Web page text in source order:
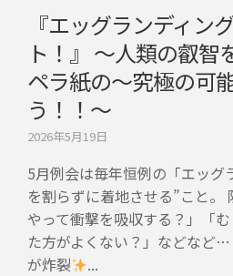
『エッグランディン
ト！』 〜人類の叡智
ペラ紙の〜究極の可
う！！〜
2026年5月19日
5月例会は毎年恒例の「エッ
を割らずに着地させる”こと。
やって衝撃を吸収する？」「
た方がよくない？」などなど
が炸裂
...